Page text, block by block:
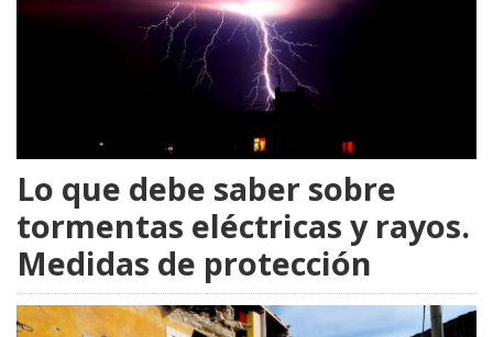
Lo que debe saber sobre
tormentas eléctricas y rayos.
Medidas de protección